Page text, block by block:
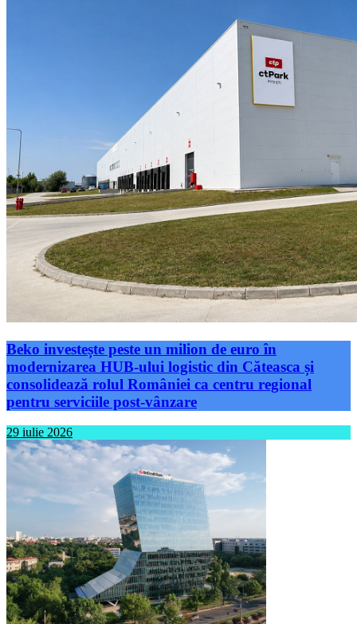
Beko investește peste un milion de euro în
modernizarea HUB-ului logistic din Căteasca și
consolidează rolul României ca centru regional
pentru serviciile post-vânzare
29 iulie 2026